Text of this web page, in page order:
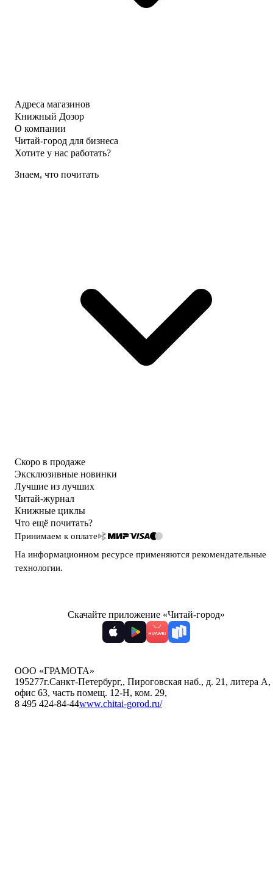
Адреса магазинов
Книжный Дозор
О компании
Читай-город для бизнеса
Хотите у нас работать?
Знаем, что почитать
Скоро в продаже
Эксклюзивные новинки
Лучшие из лучших
Читай-журнал
Книжные циклы
Что ещё почитать?
Принимаем к оплате
На информационном ресурсе применяются рекомендательные
технологии.
Скачайте приложение «Читай-город»
ООО «ГРАМОТА»
195277г.Санкт-Петербург,, Пироговская наб., д. 21, литера А,
офис 63, часть помещ. 12-Н, ком. 29,
8 495 424-84-44www.chitai-gorod.ru/